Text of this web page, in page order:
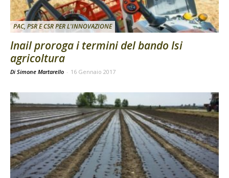
PAC, PSR E CSR PER L'INNOVAZIONE
Inail proroga i termini del bando Isi
agricoltura
Di Simone Martarello - 16 Gennaio 2017